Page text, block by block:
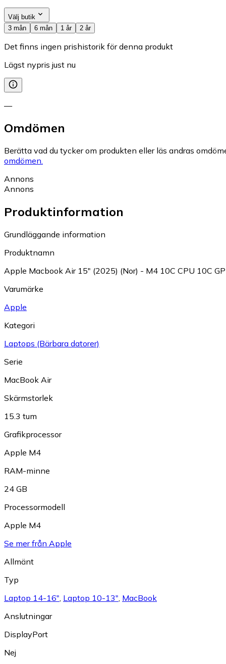
Välj butik
3 mån
6 mån 1 år 2 år
Det finns ingen prishistorik för denna produkt
Lägst nypris just nu
—
Omdömen
Berätta vad du tycker om produkten eller läs andras
omdömen.
Annons
Annons
Produktinformation
Grundläggande information
Produktnamn
Apple Macbook Air 15" (2025) (Nor) - M4 10C CPU 10C
Varumärke
Apple
Kategori
Laptops (Bärbara datorer)
Serie
MacBook Air
Skärmstorlek
15.3 tum
Grafikprocessor
Apple M4
RAM-minne
24 GB
Processormodell
Apple M4
Se mer från Apple
Allmänt
Typ
Laptop 14-16", Laptop 10-13", MacBook
Anslutningar
DisplayPort
Nej